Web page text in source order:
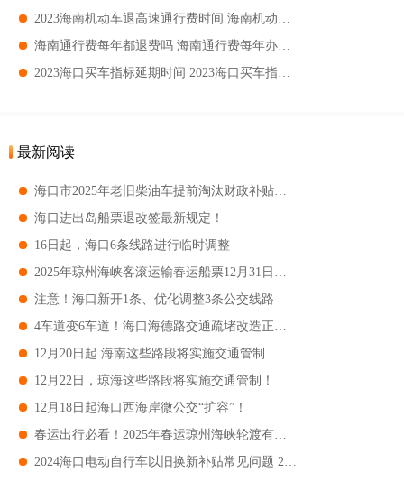
最新阅读
海口进出岛船票退改签最新规定！
16日起，海口6条线路进行临时调整
注意！海口新开1条、优化调整3条公交线路
12月20日起 海南这些路段将实施交通管制
12月22日，琼海这些路段将实施交通管制！
12月18日起海口西海岸微公交“扩容”！